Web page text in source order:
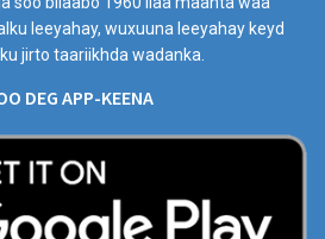
leeyahay, wuxuuna leeyahay keyd
jirto taariikhda wadanka.
DEG APP-KEENA